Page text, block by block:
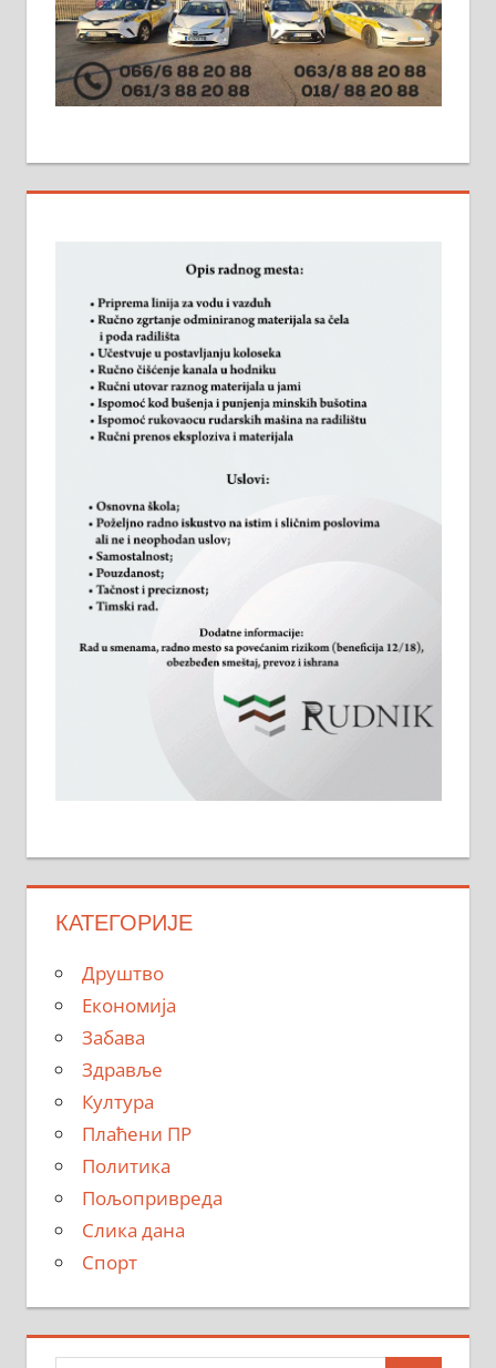
КАТЕГОРИЈЕ
Друштво
Економија
Забава
Здравље
Култура
Плаћени ПР
Политика
Пољопривреда
Слика дана
Спорт